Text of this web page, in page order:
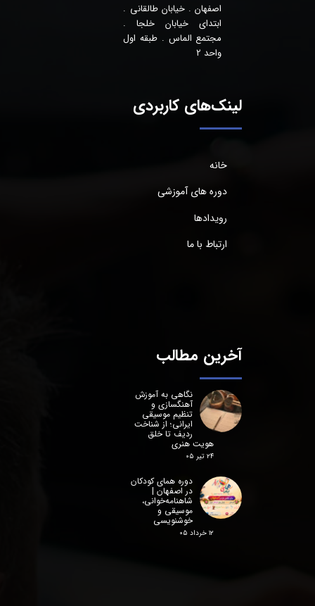
اصفهان . خیابان طالقانی .
ابتدای خیابان خلجا .
مجتمع الماس . طبقه اول
واحد 2
لینک‌های کاربردی
خانه
دوره های آموزشی
رویدادها
ارتباط با ما
آخرین مطالب
نگاهی به آموزش
آهنگسازی و
تنظیم موسیقی
ایرانی؛ از شناخت
ردیف تا خلق
هویت هنری
۲۴ تیر ۰۵
دوره همای کودکان
در اصفهان |
شاهنامه‌خوانی،
موسیقی و
خوشنویسی
۱۲ خرداد ۰۵